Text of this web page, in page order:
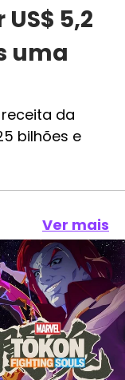
5,2
uma
da
bilhões e
Ver mais